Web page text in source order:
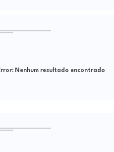
Nenhum resultado encontrado